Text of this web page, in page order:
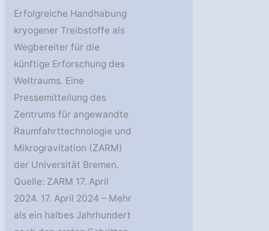
Erfolgreiche Handhabung
kryogener Treibstoffe als
Wegbereiter für die
künftige Erforschung des
Weltraums. Eine
Pressemitteilung des
Zentrums für angewandte
Raumfahrttechnologie und
Mikrogravitation (ZARM)
der Universität Bremen.
Quelle: ZARM 17. April
2024. 17. April 2024 – Mehr
als ein halbes Jahrhundert